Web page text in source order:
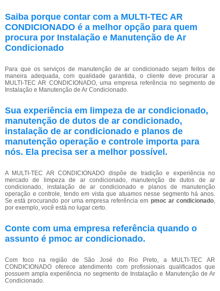
Saiba porque contar com a MULTI-TEC AR
CONDICIONADO é a melhor opção para quem
procura por Instalação e Manutenção de Ar
Condicionado
Para que os serviços de manutenção de ar condicionado sejam feitos de
maneira adequada, com qualidade garantida, o cliente deve procurar a
MULTI-TEC AR CONDICIONADO, uma empresa referência no segmento de
Instalação e Manutenção de Ar Condicionado.
Sua experiência em limpeza de ar condicionado,
manutenção de dutos de ar condicionado,
instalação de ar condicionado e planos de
manutenção operação e controle importa para
nós. Ela precisa ser a melhor possível.
A MULTI-TEC AR CONDICIONADO dispõe de tradição e experiência no
mercado de limpeza de ar condicionado, manutenção de dutos de ar
condicionado, instalação de ar condicionado e planos de manutenção
operação e controle, tendo em vista que atuamos nesse segmento há anos.
Se está procurando por uma empresa referência em pmoc ar condicionado,
por exemplo, você está no lugar certo.
Conte com uma empresa referência quando o
assunto é pmoc ar condicionado.
Com foco na região de São José do Rio Preto, a MULTI-TEC AR
CONDICIONADO oferece atendimento com profissionais qualificados que
possuem ampla experiência no segmento de Instalação e Manutenção de Ar
Condicionado.